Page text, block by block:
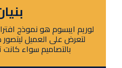
لوريم ايبسوم هو نموذج
لتعرض على العميل
بالتصاميم سواء